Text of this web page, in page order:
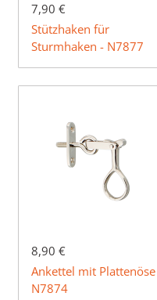
7,90 €
Stützhaken für
Sturmhaken - N7877
8,90 €
Ankettel mit Plattenöse
N7874